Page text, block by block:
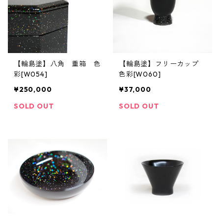
【輪島塗】八角 重箱 色
彩[W054]
¥250,000
SOLD OUT
【輪島塗】フリーカップ
色彩[W060]
¥37,000
SOLD OUT